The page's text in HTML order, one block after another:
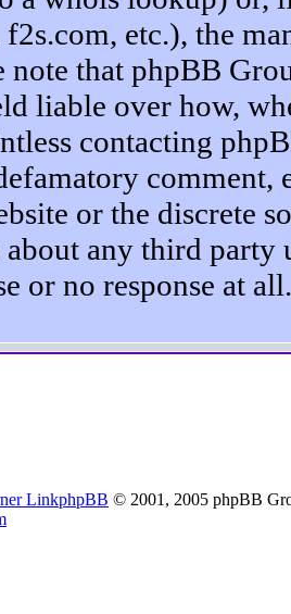
etc.), the
note that phpBB
liable over how,
contacting
or the discrete
any third party
or no response at all.
phpBB © 2001, 2005 phpBB